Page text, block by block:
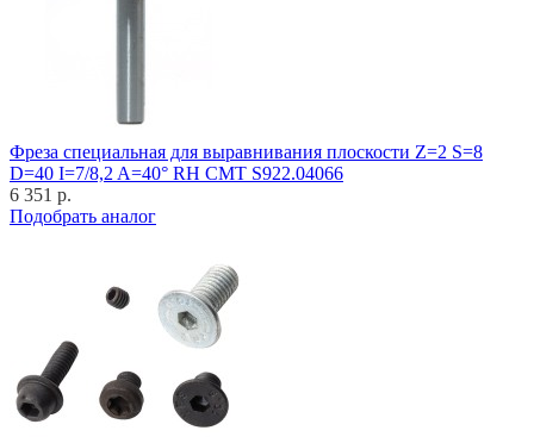
Фреза специальная для выравнивания плоскости Z=2 S=8
D=40 I=7/8,2 A=40° RH CMT S922.04066
6 351 р.
Подобрать аналог